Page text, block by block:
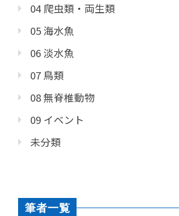
04 爬虫類・両生類
05 海水魚
06 淡水魚
07 鳥類
08 無脊椎動物
09 イベント
未分類
筆者一覧